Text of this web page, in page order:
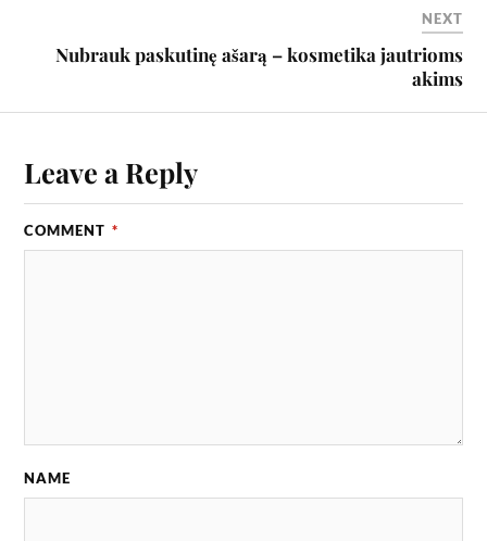
NEXT
Nubrauk paskutinę ašarą – kosmetika jautrioms
akims
Leave a Reply
COMMENT *
NAME